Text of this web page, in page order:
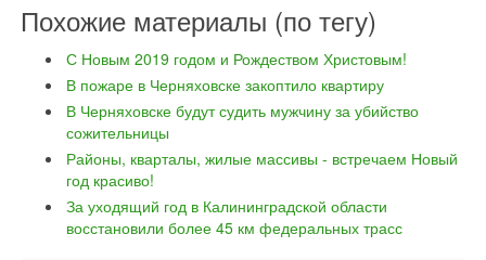
Похожие материалы (по тегу)
С Новым 2019 годом и Рождеством Христовым!
В пожаре в Черняховске закоптило квартиру
В Черняховске будут судить мужчину за убийство
сожительницы
Районы, кварталы, жилые массивы - встречаем Новый
год красиво!
За уходящий год в Калининградской области
восстановили более 45 км федеральных трасс